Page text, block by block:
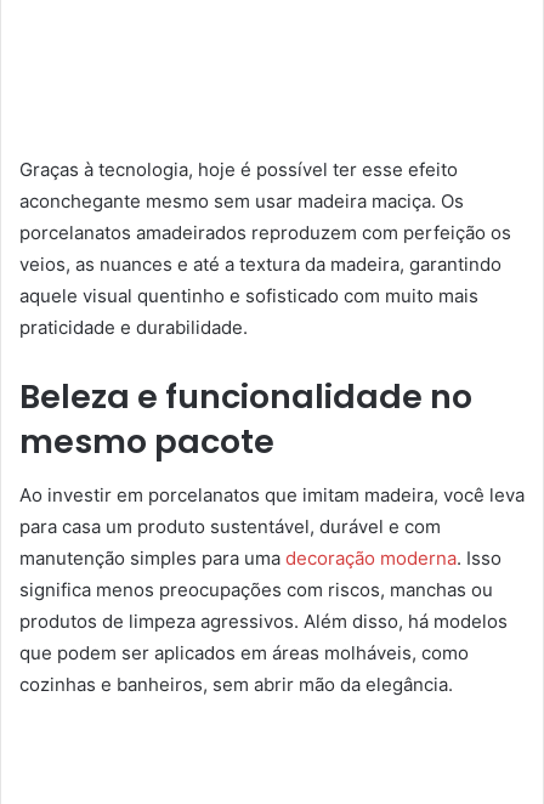
Graças à tecnologia, hoje é possível ter esse efeito
aconchegante mesmo sem usar madeira maciça. Os
porcelanatos amadeirados reproduzem com perfeição os
veios, as nuances e até a textura da madeira, garantindo
aquele visual quentinho e sofisticado com muito mais
praticidade e durabilidade.
Beleza e funcionalidade no
mesmo pacote
Ao investir em porcelanatos que imitam madeira, você leva
para casa um produto sustentável, durável e com
manutenção simples para uma decoração moderna. Isso
significa menos preocupações com riscos, manchas ou
produtos de limpeza agressivos. Além disso, há modelos
que podem ser aplicados em áreas molháveis, como
cozinhas e banheiros, sem abrir mão da elegância.